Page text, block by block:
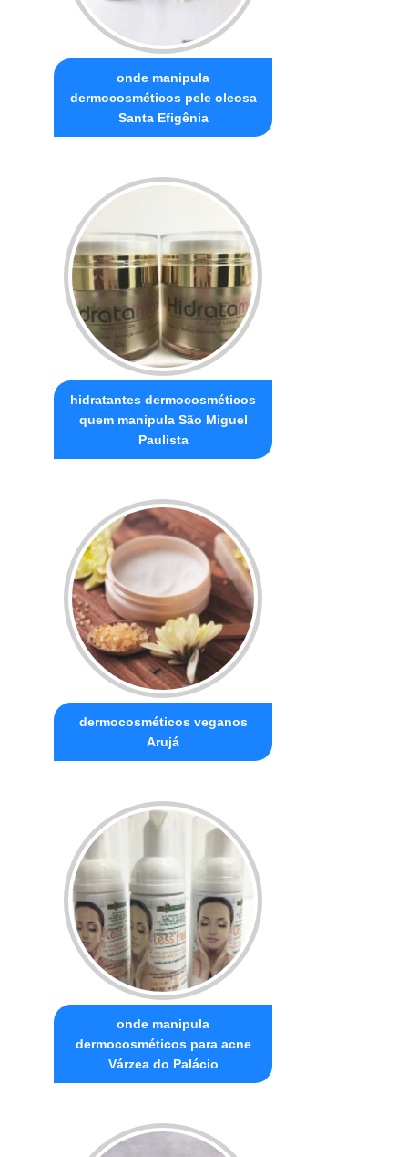
onde manipula
dermocosméticos pele oleosa
Santa Efigênia
hidratantes dermocosméticos
quem manipula São Miguel
Paulista
dermocosméticos veganos
Arujá
onde manipula
dermocosméticos para acne
Várzea do Palácio